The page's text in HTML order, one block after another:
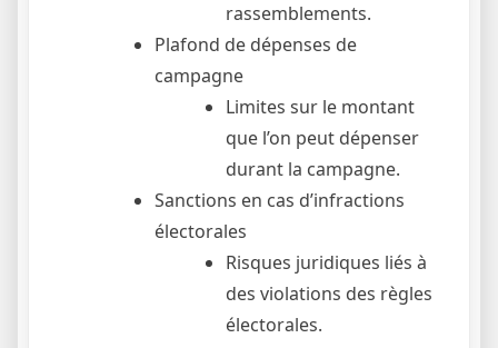
rassemblements.
Plafond de dépenses de
campagne
Limites sur le montant
que l’on peut dépenser
durant la campagne.
Sanctions en cas d’infractions
électorales
Risques juridiques liés à
des violations des règles
électorales.